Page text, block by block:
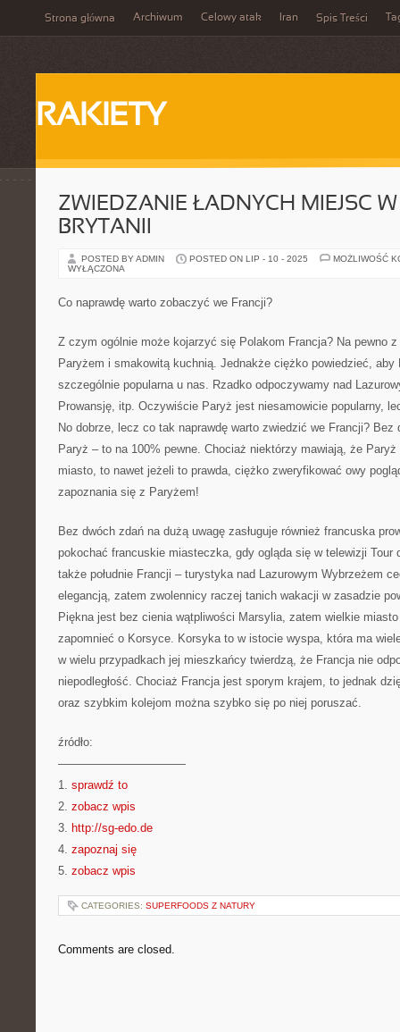
Strona główna Archiwum Celowy atak Iran Spis Treści
RAKIETY
ZWIEDZANIE ŁADNYCH MIEJSC W
BRYTANII
POSTED BY ADMIN POSTED ON LIP - 10 - 2025
MOŻLIWOŚĆ
WYŁĄCZONA
Co naprawdę warto zobaczyć we Francji?
Z czym ogólnie może kojarzyć się Polakom Francja? Na pewno
Paryżem i smakowitą kuchnią. Jednakże ciężko powiedzieć, aby
szczególnie popularna u nas. Rzadko odpoczywamy nad
Prowansję, itp. Oczywiście Paryż jest niesamowicie popularny,
No dobrze, lecz co tak naprawdę warto zwiedzić we Francji?
Paryż – to na 100% pewne. Chociaż niektórzy mawiają, że
miasto, to nawet jeżeli to prawda, ciężko zweryfikować owy
zapoznania się z Paryżem!
Bez dwóch zdań na dużą uwagę zasługuje również francuska
pokochać francuskie miasteczka, gdy ogląda się w telewizji Tour
także południe Francji – turystyka nad Lazurowym Wybrzeżem
elegancją, zatem zwolennicy raczej tanich wakacji w zasadzie
Piękna jest bez cienia wątpliwości Marsylia, zatem wielkie
zapomnieć o Korsyce. Korsyka to w istocie wyspa, która ma
w wielu przypadkach jej mieszkańcy twierdzą, że Francja nie
niepodległość. Chociaż Francja jest sporym krajem, to jednak
oraz szybkim kolejom można szybko się po niej poruszać.
źródło:
———————————
1. sprawdź to
2. zobacz wpis
3. http://sg-edo.de
4. zapoznaj się
5. zobacz wpis
CATEGORIES: SUPERFOODS Z NATURY
Comments are closed.